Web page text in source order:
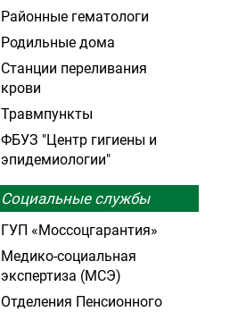
Районные гематологи
Родильные дома
Станции переливания
крови
Травмпункты
ФБУЗ "Центр гигиены и
эпидемиологии"
Социальные службы
ГУП «Моссоцгарантия»
Медико-социальная
экспертиза (МСЭ)
Отделения Пенсионного